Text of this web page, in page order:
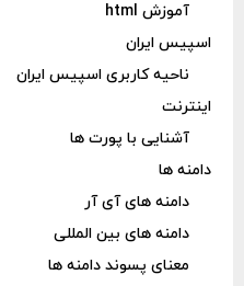
آموزش html
اسپیس ایران
ناحیه کاربری اسپیس ایران
اینترنت
آشنایی با پورت ها
دامنه ها
دامنه های آی آر
دامنه های بین المللی
معنای پسوند دامنه ها